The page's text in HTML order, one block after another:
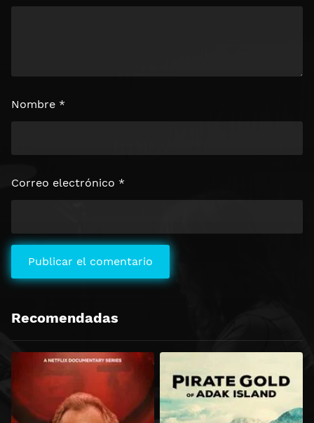
Nombre *
Correo electrónico *
Recomendadas